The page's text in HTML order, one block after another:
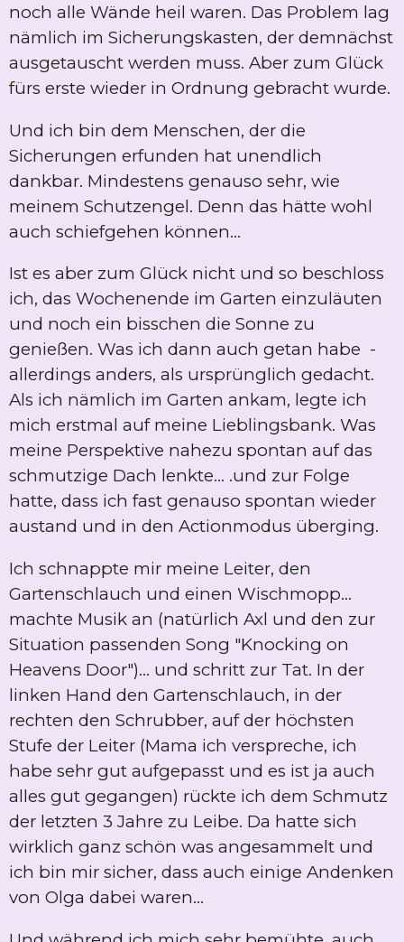
noch alle Wände heil waren. Das Problem lag
nämlich im Sicherungskasten, der demnächst
ausgetauscht werden muss. Aber zum Glück
fürs erste wieder in Ordnung gebracht wurde.
Und ich bin dem Menschen, der die
Sicherungen erfunden hat unendlich
dankbar. Mindestens genauso sehr, wie
meinem Schutzengel. Denn das hätte wohl
auch schiefgehen können...
Ist es aber zum Glück nicht und so beschloss
ich, das Wochenende im Garten einzuläuten
und noch ein bisschen die Sonne zu
genießen. Was ich dann auch getan habe -
allerdings anders, als ursprünglich gedacht.
Als ich nämlich im Garten ankam, legte ich
mich erstmal auf meine Lieblingsbank. Was
meine Perspektive nahezu spontan auf das
schmutzige Dach lenkte... .und zur Folge
hatte, dass ich fast genauso spontan wieder
austand und in den Actionmodus überging.
Ich schnappte mir meine Leiter, den
Gartenschlauch und einen Wischmopp...
machte Musik an (natürlich Axl und den zur
Situation passenden Song "Knocking on
Heavens Door")... und schritt zur Tat. In der
linken Hand den Gartenschlauch, in der
rechten den Schrubber, auf der höchsten
Stufe der Leiter (Mama ich verspreche, ich
habe sehr gut aufgepasst und es ist ja auch
alles gut gegangen) rückte ich dem Schmutz
der letzten 3 Jahre zu Leibe. Da hatte sich
wirklich ganz schön was angesammelt und
ich bin mir sicher, dass auch einige Andenken
von Olga dabei waren...